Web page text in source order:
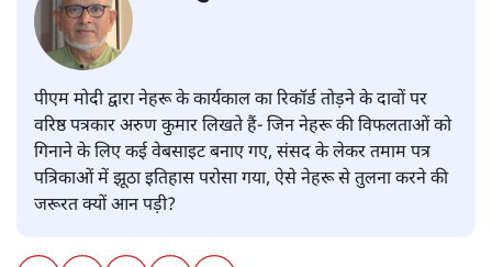
पीएम मोदी द्वारा नेहरू के कार्यकाल का रिकॉर्ड तोड़ने के दावों पर
वरिष्ठ पत्रकार अरुण कुमार लिखते हैं- जिन नेहरू की विफलताओं को
गिनाने के लिए कई वेबसाइट बनाए गए, संसद के लेकर तमाम पत्र
पत्रिकाओं में झूठा इतिहास परोसा गया, ऐसे नेहरू से तुलना करने की
जरूरत क्यों आन पड़ी?